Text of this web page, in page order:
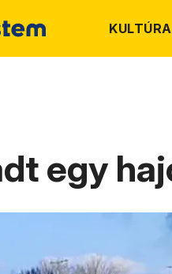
KULTÚRA
egy